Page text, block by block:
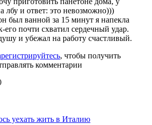
лбу и ответ: это невозможно)))
был ванной за 15 минут я напекла
его почти схватил сердечный удар.
и убежал на работу счастливый.
, чтобы получить
комментарии
уехать жить в Италию